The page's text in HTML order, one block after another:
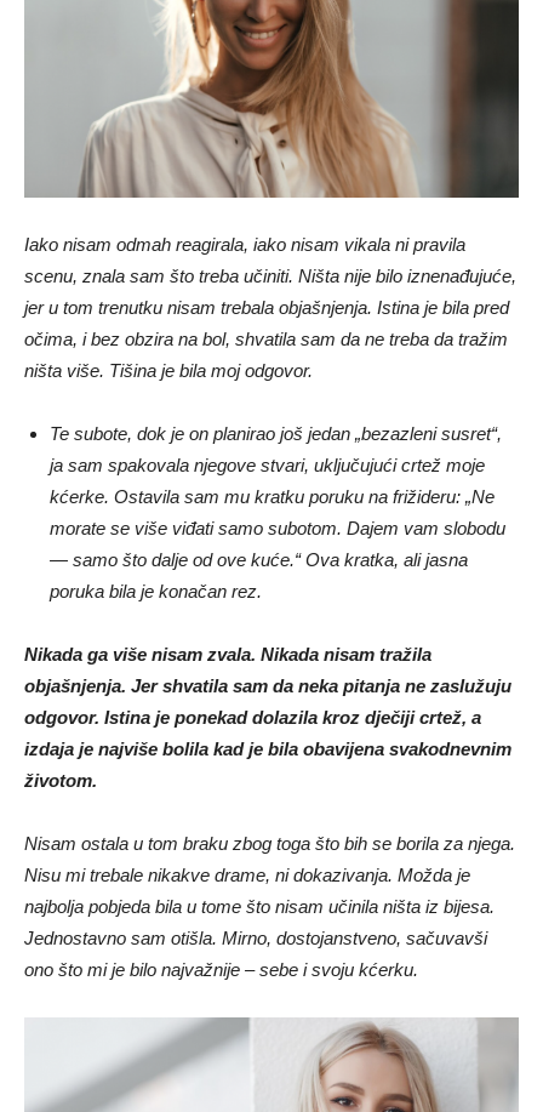
Iako nisam odmah reagirala, iako nisam vikala ni pravila
scenu, znala sam što treba učiniti. Ništa nije bilo iznenađujuće,
jer u tom trenutku nisam trebala objašnjenja. Istina je bila pred
očima, i bez obzira na bol, shvatila sam da ne treba da tražim
ništa više. Tišina je bila moj odgovor.
Te subote, dok je on planirao još jedan „bezazleni susret“,
ja sam spakovala njegove stvari, uključujući crtež moje
kćerke. Ostavila sam mu kratku poruku na frižideru: „Ne
morate se više viđati samo subotom. Dajem vam slobodu
— samo što dalje od ove kuće.“ Ova kratka, ali jasna
poruka bila je konačan rez.
Nikada ga više nisam zvala. Nikada nisam tražila
objašnjenja. Jer shvatila sam da neka pitanja ne zaslužuju
odgovor. Istina je ponekad dolazila kroz dječiji crtež, a
izdaja je najviše bolila kad je bila obavijena svakodnevnim
životom.
Nisam ostala u tom braku zbog toga što bih se borila za njega.
Nisu mi trebale nikakve drame, ni dokazivanja. Možda je
najbolja pobjeda bila u tome što nisam učinila ništa iz bijesa.
Jednostavno sam otišla. Mirno, dostojanstveno, sačuvavši
ono što mi je bilo najvažnije – sebe i svoju kćerku.